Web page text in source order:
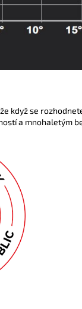
když se
a mnohaletým